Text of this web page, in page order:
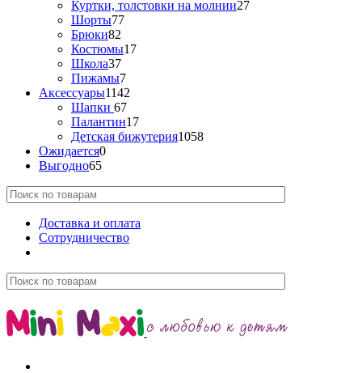
Куртки, толстовки на молнии27
Шорты77
Брюки82
Костюмы17
Школа37
Пижамы7
Аксессуары1142
Шапки 67
Палантин17
Детская бижутерия1058
Ожидается0
Выгодно65
Доставка и оплата
Сотрудничество